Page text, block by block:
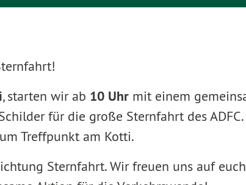
, starten wir ab 10 Uhrmit einem
für die große Sternfahrt des
Treffpunkt am Kotti.
Sternfahrt. Wir freuen uns auf